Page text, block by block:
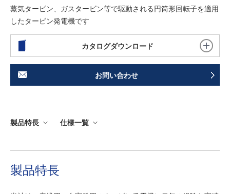
蒸気タービン、ガスタービン等で駆動される円筒形回転子を適用
したタービン発電機です
カタログダウンロード
お問い合わせ
製品特長 仕様一覧
製品特長